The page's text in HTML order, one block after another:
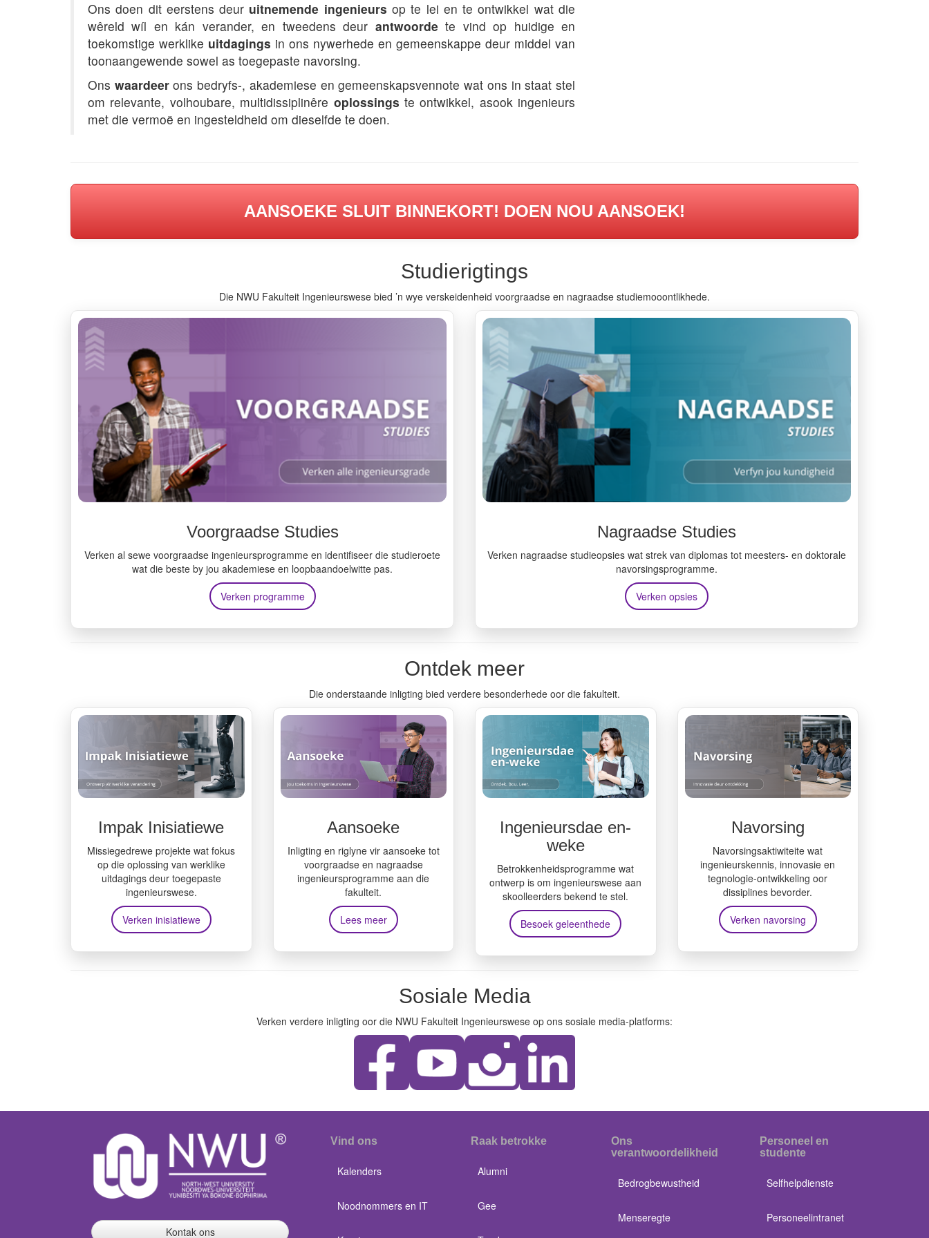
Ons doen dit eerstens deur uitnemende ingenieurs op te lei en te ontwikkel wat die
wêreld wíl en kán verander, en tweedens deur antwoorde te vind op huidige en
toekomstige werklike uitdagings in ons nywerhede en gemeenskappe deur middel van
toonaangewende sowel as toegepaste navorsing.
Ons waardeerons bedryfs-, akademiese en gemeenskapsvennote wat ons in staat stel
om relevante, volhoubare, multidissiplinêre oplossings te ontwikkel, asook ingenieurs
met die vermoë en ingesteldheid om dieselfde te doen.
AANSOEKE SLUIT BINNEKORT! DOEN NOU AANSOEK!
Studierigtings
Die NWU Fakulteit Ingenieurswese bied ’n wye verskeidenheid voorgraadse en nagraadse studiemooontlikhede.
Voorgraadse Studies
Verken al sewe voorgraadse ingenieursprogramme en identifiseer die studieroete
wat die beste by jou akademiese en loopbaandoelwitte pas.
Verken programme
Nagraadse Studies
Verken nagraadse studieopsies wat strek van diplomas tot meesters- en doktorale
navorsingsprogramme.
Verken opsies
Ontdek meer
Die onderstaande inligting bied verdere besonderhede oor die fakulteit.
Impak Inisiatiewe
Missiegedrewe projekte wat fokus
op die oplossing van werklike
uitdagings deur toegepaste
ingenieurswese.
Verken inisiatiewe
Aansoeke
Inligting en riglyne vir aansoeke tot
voorgraadse en nagraadse
ingenieursprogramme aan die
fakulteit.
Lees meer
Ingenieursdae en-
weke
Betrokkenheidsprogramme wat
ontwerp is om ingenieurswese aan
skoolleerders bekend te stel.
Besoek geleenthede
Navorsing
Navorsingsaktiwiteite wat
ingenieurskennis, innovasie en
tegnologie-ontwikkeling oor
dissiplines bevorder.
Verken navorsing
Sosiale Media
Verken verdere inligting oor die NWU Fakulteit Ingenieurswese op ons sosiale media-platforms:
Kontak ons
Vind ons
Kalenders
Noodnommers en IT
Raak betrokke
Alumni
Gee
Ons
verantwoordelikheid
Bedrogbewustheid
Menseregte
Personeel en
studente
Selfhelpdienste
Personeelintranet